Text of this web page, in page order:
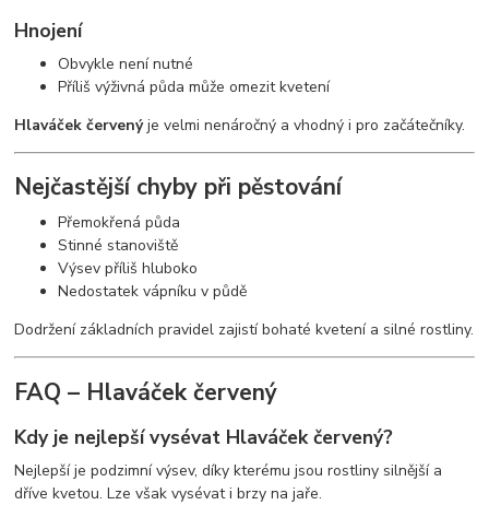
Hnojení
Obvykle není nutné
Příliš výživná půda může omezit kvetení
Hlaváček červenýje velmi nenáročný a vhodný i pro začátečníky.
Nejčastější chyby při pěstování
Přemokřená půda
Stinné stanoviště
Výsev příliš hluboko
Nedostatek vápníku v půdě
Dodržení základních pravidel zajistí bohaté kvetení a silné rostliny.
FAQ – Hlaváček červený
Kdy je nejlepší vysévat Hlaváček červený?
Nejlepší je podzimní výsev, díky kterému jsou rostliny silnější a
dříve kvetou. Lze však vysévat i brzy na jaře.